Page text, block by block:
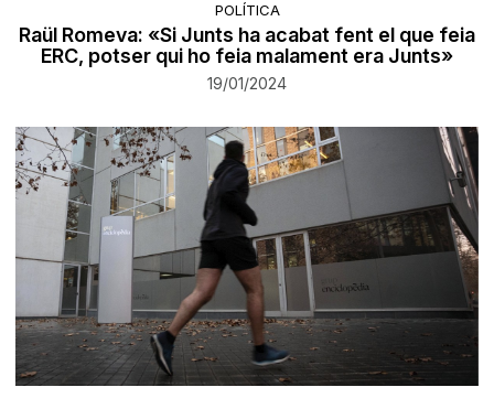
POLÍTICA
Raül Romeva: «Si Junts ha acabat fent el que feia
ERC, potser qui ho feia malament era Junts»
19/01/2024